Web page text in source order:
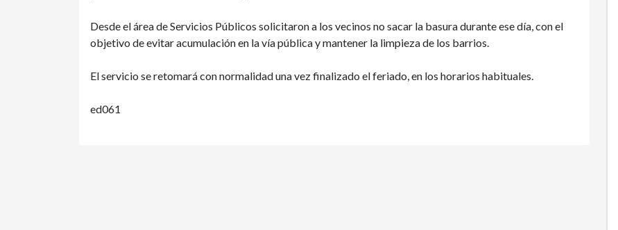
Desde el área de Servicios Públicos solicitaron a los vecinos no sacar la basura durante ese día, con el
objetivo de evitar acumulación en la vía pública y mantener la limpieza de los barrios.
El servicio se retomará con normalidad una vez finalizado el feriado, en los horarios habituales.
ed061